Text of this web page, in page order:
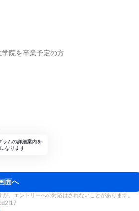
院を卒業予定の方
ラムの詳細案内を
なります
面へ
、エントリーへの対応はされないことがあります。